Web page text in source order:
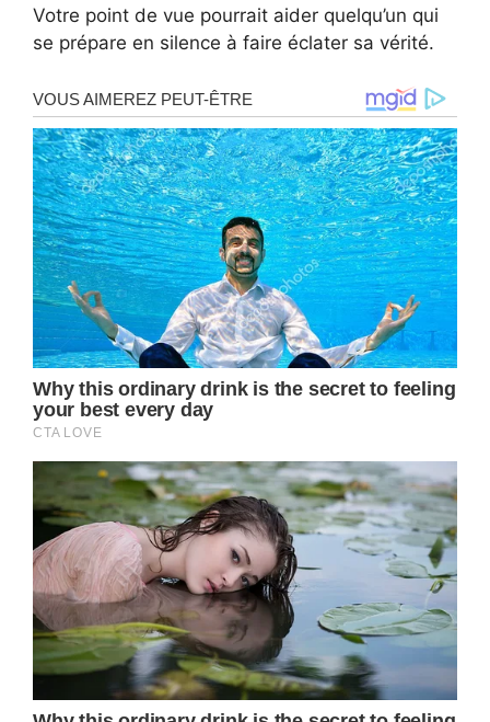
Votre point de vue pourrait aider quelqu’un qui
se prépare en silence à faire éclater sa vérité.